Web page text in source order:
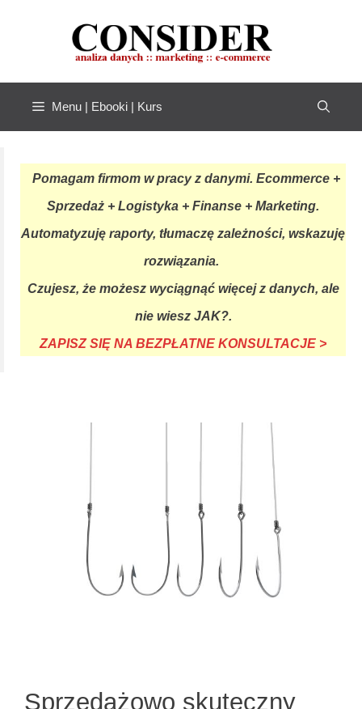
Menu | Ebooki | Kurs
Pomagam firmom w pracy z danymi. Ecommerce +
Sprzedaż + Logistyka + Finanse + Marketing.
Automatyzuję raporty, tłumaczę zależności, wskazuję
rozwiązania.
Czujesz, że możesz wyciągnąć więcej z danych, ale
nie wiesz JAK?.
ZAPISZ SIĘ NA BEZPŁATNE KONSULTACJE >
Sprzedażowo skuteczny